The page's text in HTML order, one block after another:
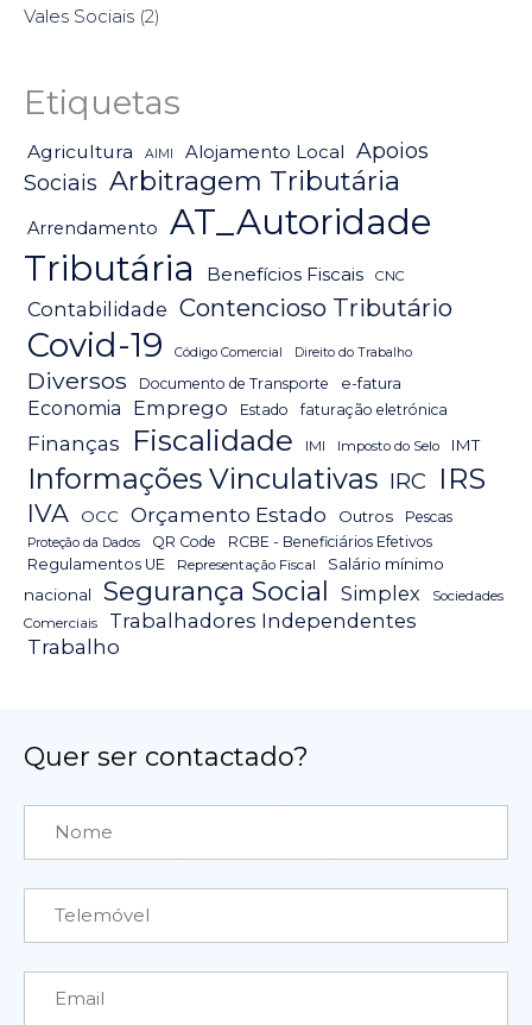
Vales Sociais (2)
Etiquetas
Agricultura AIMI Alojamento Local
Apoios
Sociais Arbitragem Tributária
Arrendamento
AT_Autoridade
Tributária
Benefícios Fiscais CNC
Contabilidade Contencioso Tributário
Covid-19 Código Comercial Direito do Trabalho
Diversos Documento de Transporte e-fatura
Economia Emprego Estado faturação eletrónica
Finanças Fiscalidade IMI Imposto do Selo IMT
Informações Vinculativas IRC IRS
IVA OCC Orçamento Estado Outros Pescas
Proteção da Dados QR Code
RCBE - Beneficiários Efetivos
Regulamentos UE
Representação Fiscal
Salário mínimo
nacional
Segurança Social Simplex
Sociedades
Comerciais
Trabalhadores Independentes
Trabalho
Quer ser contactado?